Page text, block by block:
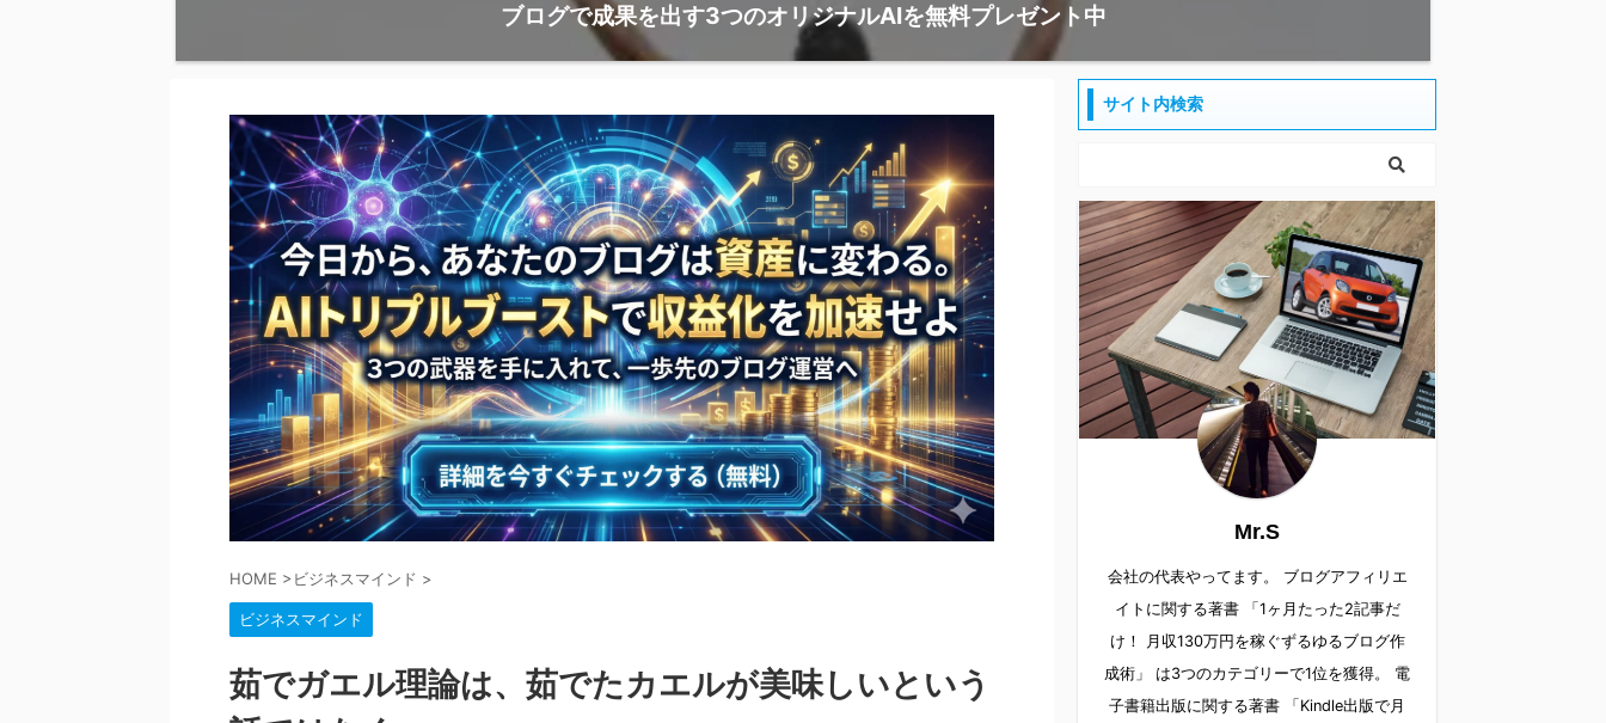
ブログで成果を出す3つのオリジナルAIを無料プレゼント中
HOME >ビジネスマインド >
ビジネスマインド
茹でガエル理論は、茹でたカエルが美味しいという
サイト内検索
Mr.S
会社の代表やってます。 ブログアフィリエ
イトに関する著書 「1ヶ月たった2記事だ
け！ 月収130万円を稼ぐずるゆるブログ作
成術」 は3つのカテゴリーで1位を獲得。 電
子書籍出版に関する著書 「Kindle出版で月